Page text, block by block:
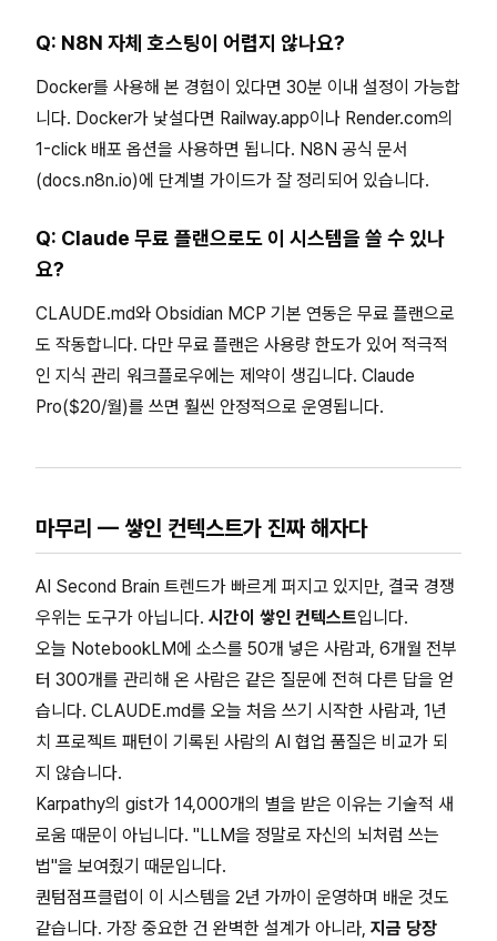
Q: N8N 자체 호스팅이 어렵지 않나요?
Docker를 사용해 본 경험이 있다면 30분 이내 설정이 가능합
니다. Docker가 낯설다면 Railway.app이나 Render.com의
1-click 배포 옵션을 사용하면 됩니다. N8N 공식 문서
(docs.n8n.io)에 단계별 가이드가 잘 정리되어 있습니다.
Q: Claude 무료 플랜으로도 이 시스템을 쓸 수 있나
요?
CLAUDE.md와 Obsidian MCP 기본 연동은 무료 플랜으로
도 작동합니다. 다만 무료 플랜은 사용량 한도가 있어 적극적
인 지식 관리 워크플로우에는 제약이 생깁니다. Claude
Pro($20/월)를 쓰면 훨씬 안정적으로 운영됩니다.
마무리 — 쌓인 컨텍스트가 진짜 해자다
AI Second Brain 트렌드가 빠르게 퍼지고 있지만, 결국 경쟁
우위는 도구가 아닙니다. 시간이 쌓인 컨텍스트입니다.
오늘 NotebookLM에 소스를 50개 넣은 사람과, 6개월 전부
터 300개를 관리해 온 사람은 같은 질문에 전혀 다른 답을 얻
습니다. CLAUDE.md를 오늘 처음 쓰기 시작한 사람과, 1년
치 프로젝트 패턴이 기록된 사람의 AI 협업 품질은 비교가 되
지 않습니다.
Karpathy의 gist가 14,000개의 별을 받은 이유는 기술적 새
로움 때문이 아닙니다. "LLM을 정말로 자신의 뇌처럼 쓰는
법"을 보여줬기 때문입니다.
퀀텀점프클럽이 이 시스템을 2년 가까이 운영하며 배운 것도
같습니다. 가장 중요한 건 완벽한 설계가 아니라, 지금 당장